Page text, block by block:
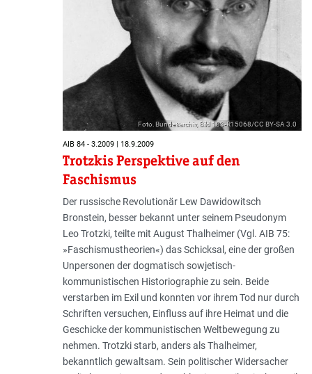
Foto: Bundesarchiv, Bild 183-R15068/CC BY-SA 3.0
AIB 84 - 3.2009 | 18.9.2009
Trotzkis Perspektive auf den
Faschismus
Der russische Revolutionär Lew Dawidowitsch
Bronstein, besser bekannt unter seinem Pseudonym
Leo Trotzki, teilte mit August Thalheimer (Vgl. AIB 75:
»Faschismustheorien«) das Schicksal, eine der großen
Unpersonen der dogmatisch sowjetisch-
kommunistischen Historiographie zu sein. Beide
verstarben im Exil und konnten vor ihrem Tod nur durch
Schriften versuchen, Einfluss auf ihre Heimat und die
Geschicke der kommunistischen Weltbewegung zu
nehmen. Trotzki starb, anders als Thalheimer,
bekanntlich gewaltsam. Sein politischer Widersacher